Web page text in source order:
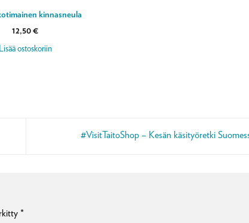
kinnasneula
12,50€
Lisää ostoskoriin
#VisitTaitoShop – Kesän käsityöretki
*